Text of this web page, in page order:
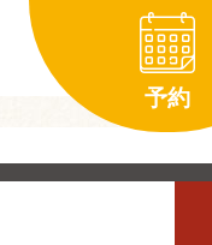
予約